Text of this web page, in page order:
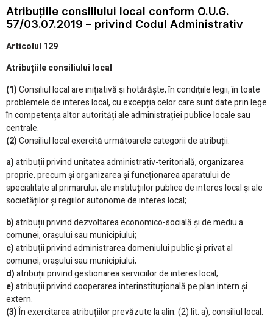
Atribuţiile consiliului local conform O.U.G.
57/03.07.2019 – privind Codul Administrativ
Articolul 129
Atribuțiile consiliului local
(1)Consiliul local are inițiativă și hotărăște, în condițiile legii, în toate
problemele de interes local, cu excepția celor care sunt date prin lege
în competența altor autorități ale administrației publice locale sau
centrale.
(2)Consiliul local exercită următoarele categorii de atribuții:
a)atribuții privind unitatea administrativ-teritorială, organizarea
proprie, precum și organizarea și funcționarea aparatului de
specialitate al primarului, ale instituțiilor publice de interes local și ale
societăților și regiilor autonome de interes local;
b)atribuții privind dezvoltarea economico-socială și de mediu a
comunei, orașului sau municipiului;
c)atribuții privind administrarea domeniului public și privat al
comunei, orașului sau municipiului;
d)atribuții privind gestionarea serviciilor de interes local;
e)atribuții privind cooperarea interinstituțională pe plan intern și
extern.
(3)În exercitarea atribuțiilor prevăzute la alin. (2) lit. a), consiliul local: